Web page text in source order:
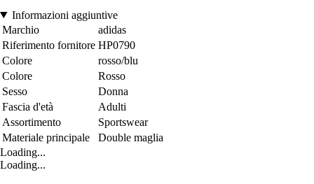
Informazioni aggiuntive
Marchio
adidas
Riferimento fornitore HP0790
Colore
rosso/blu
Colore
Rosso
Sesso
Donna
Fascia d'età
Adulti
Assortimento
Sportswear
Materiale principale
Double maglia
Loading...
Loading...